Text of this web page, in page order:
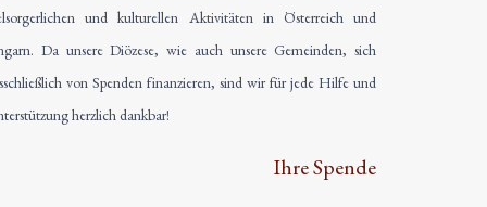
und kulturellen Aktivitäten in Österreich und
Da unsere Diözese, wie auch unsere Gemeinden, sich
von Spenden finanzieren, sind wir für jede Hilfe und
herzlich dankbar!
Ihre Spende